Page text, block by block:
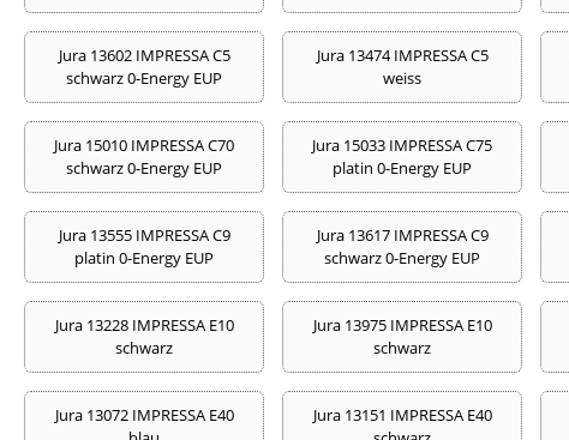
Jura 13602 IMPRESSA C5
schwarz 0-Energy EUP
Jura 13474 IMPRESSA C5
weiss
Jura 15010 IMPRESSA C70
schwarz 0-Energy EUP
Jura 15033 IMPRESSA C75
platin 0-Energy EUP
Jura 13555 IMPRESSA C9
platin 0-Energy EUP
Jura 13617 IMPRESSA C9
schwarz 0-Energy EUP
Jura 13228 IMPRESSA E10
schwarz
Jura 13975 IMPRESSA E10
schwarz
Jura 13072 IMPRESSA E40
Jura 13151 IMPRESSA E40